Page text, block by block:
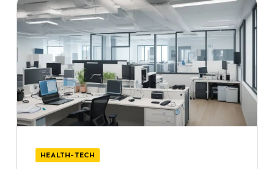
HEALTH-TECH